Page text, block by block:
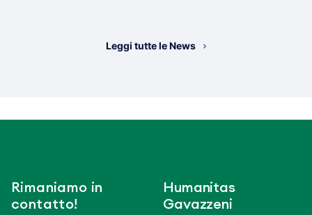
Leggi tutte le News
Rimaniamo in
contatto!
Humanitas
Gavazzeni